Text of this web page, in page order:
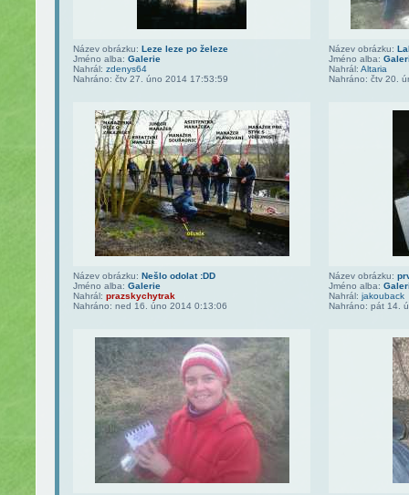
Název obrázku: Leze leze po železe
Jméno alba: Galerie
Nahrál: zdenys64
Nahráno: čtv 27. úno 2014 17:53:59
Název obrázku:
Jméno alba:
Nahrál: Altaria
Nahráno: čtv 20.
Název obrázku: Nešlo odolat :DD
Jméno alba: Galerie
Nahrál: prazskychytrak
Nahráno: ned 16. úno 2014 0:13:06
Název obrázku:
Jméno alba:
Nahrál: jakouback
Nahráno: pát 14.